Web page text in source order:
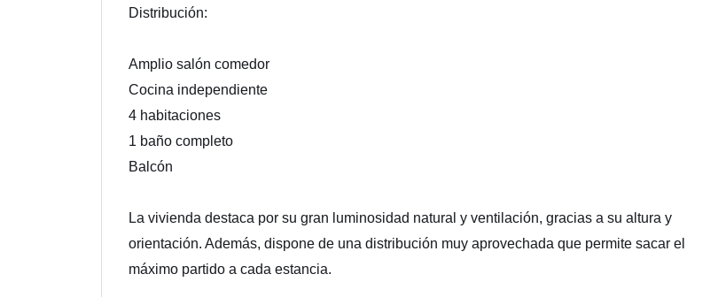
Distribución:
Amplio salón comedor
Cocina independiente
4 habitaciones
1 baño completo
Balcón
La vivienda destaca por su gran luminosidad natural y ventilación, gracias a su altura y
orientación. Además, dispone de una distribución muy aprovechada que permite sacar el
máximo partido a cada estancia.